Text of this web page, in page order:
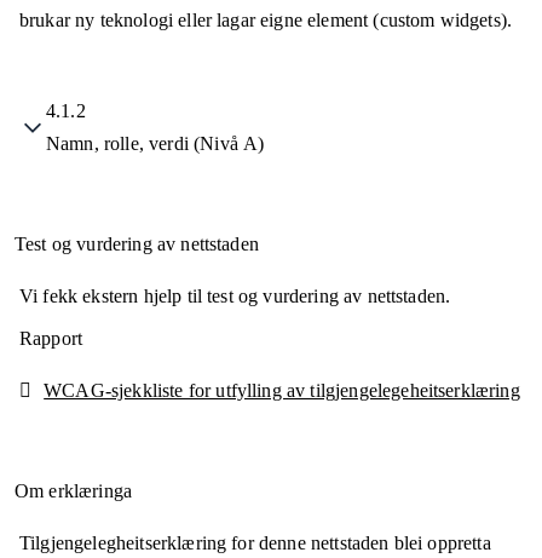
brukar ny teknologi eller lagar eigne element (custom widgets).
4.1.2
Namn, rolle, verdi (Nivå A)
Test og vurdering av nettstaden
Vi fekk ekstern hjelp til test og vurdering av nettstaden.
Rapport
WCAG-sjekkliste for utfylling av tilgjengelegeheitserklæring
Om erklæringa
Tilgjengelegheitserklæring for denne nettstaden blei oppretta